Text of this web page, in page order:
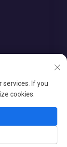
services. If you
cookies.